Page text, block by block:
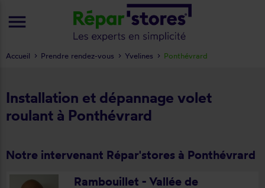
Installation et dépannage volet
roulant à Ponthévrard
Notre intervenant Répar'stores à Ponthévrard
Rambouillet - Vallée de
Accueil Prendre rendez-vous Yvelines Ponthévrard
menu